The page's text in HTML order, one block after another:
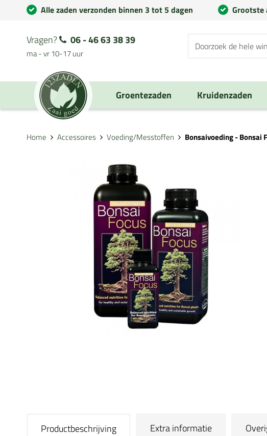
Alle zaden verzonden binnen 3 tot 5 dagen Grootste
Vragen? 06 - 46 63 38 39
ma - vr 10-17 uur
Groentezaden Kruidenzaden
Home Accessoires Voeding/Messtoffen Bonsaivoeding - Bonsai
Productbeschrijving Extra informatie